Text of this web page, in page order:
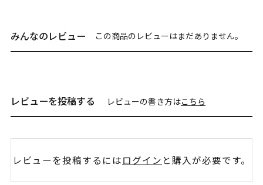
みんなのレビュー この商品のレビューはまだありません。
レビューを投稿する レビューの書き方はこちら
レビューを投稿するにはログイン と購入が必要です。